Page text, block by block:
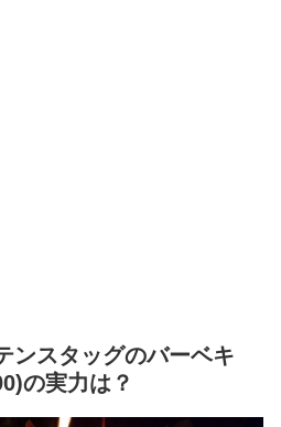
ンスタッグのバーベキ
の実力は？